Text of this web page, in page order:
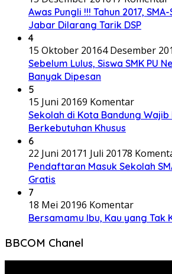
Awas Pungli !!! Tahun 2017,
Jabar Dilarang Tarik DSP
4
15 Oktober 20164 Desember
Sebelum Lulus, Siswa SMK PU
Banyak Dipesan
5
15 Juni 20169 Komentar
Sekolah di Kota Bandung
Berkebutuhan Khusus
6
22 Juni 20171 Juli 20178
Pendaftaran Masuk Sekolah
Gratis
7
18 Mei 20196 Komentar
Bersamamu Ibu, Kau yang Tak
BBCOM Chanel